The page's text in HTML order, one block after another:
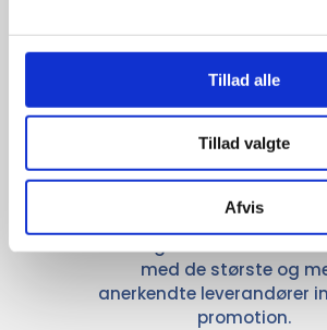
Tillad alle
Tillad valgte
Afvis
Stærke
giver
udvalg
For at sikre høj kvalitet
med de største og
anerkendte leverandører
promotion.